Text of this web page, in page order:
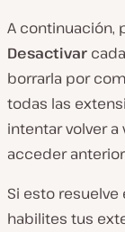
A continuación,
Desactivar
borrarla por
todas las
intentar volver
acceder
Si esto
habilites tus